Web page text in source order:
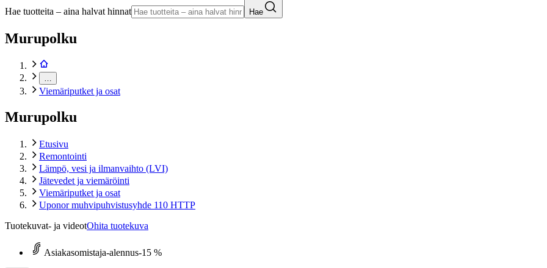
Hae tuotteita – aina halvat hinnat Hae
Murupolku
Viemäriputket ja osat
Murupolku
Etusivu
Remontointi
Lämpö, vesi ja ilmanvaihto (LVI)
Jätevedet ja viemäröinti
Viemäriputket ja osat
Uponor muhvipuhvistusyhde 110 HTTP
Tuotekuvat- ja videotOhita tuotekuva
Asiakasomistaja-alennus-15 %